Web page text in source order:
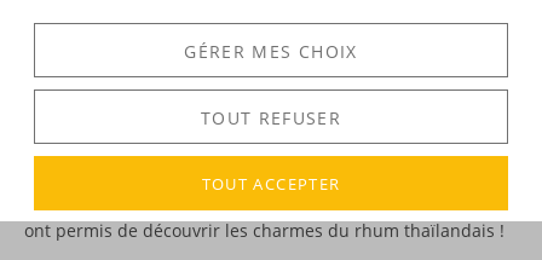
Voir tous les produits : Shakara
DESCRIPTION
Chalong Bay, Naga, Phraya… autant de marques qui nous
ont permis de découvrir les charmes du rhum thaïlandais !
GÉRER MES CHOIX
TOUT REFUSER
TOUT ACCEPTER